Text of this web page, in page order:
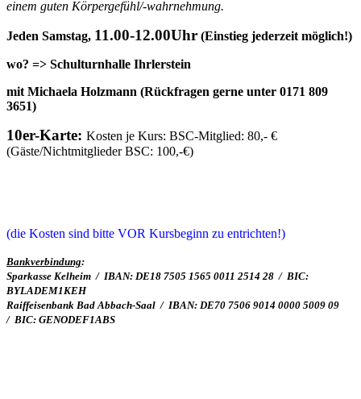
einem guten Körpergefühl/-wahrnehmung.
Jeden Samstag, 11.00-12.00Uhr (Einstieg jederzeit möglich!)
wo? => Schulturnhalle Ihrlerstein
mit Michaela Holzmann (Rückfragen gerne unter 0171 809
3651)
10er-Karte: Kosten je Kurs: BSC-Mitglied: 80,- €
(Gäste/Nichtmitglieder BSC: 100,-€)
(die Kosten sind bitte VOR Kursbeginn zu entrichten!)
Bankverbindung:
Sparkasse Kelheim / IBAN: DE18 7505 1565 0011 2514 28 / BIC:
BYLADEM1KEH
Raiffeisenbank Bad Abbach-Saal / IBAN: DE70 7506 9014 0000 5009 09
/ BIC: GENODEF1ABS